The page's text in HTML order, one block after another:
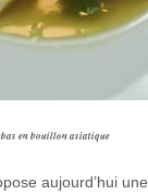
en bouillon asiatique
aujourd’hui une